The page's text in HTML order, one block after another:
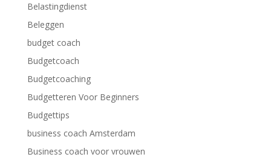
Belastingdienst
Beleggen
budget coach
Budgetcoach
Budgetcoaching
Budgetteren Voor Beginners
Budgettips
business coach Amsterdam
Business coach voor vrouwen